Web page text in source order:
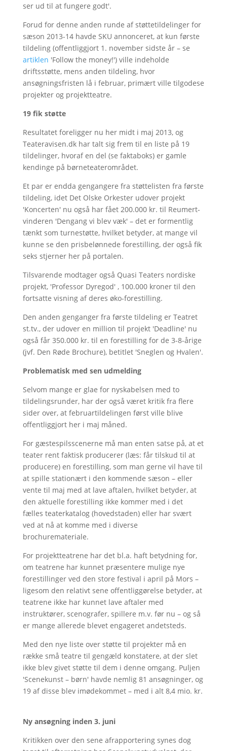
ser ud til at fungere godt'.
Forud for denne anden runde af støttetildelinger for
sæson 2013-14 havde SKU annonceret, at kun første
tildeling (offentliggjort 1. november sidste år – se
artiklen 'Follow the money!') ville indeholde
driftsstøtte, mens anden tildeling, hvor
ansøgningsfristen lå i februar, primært ville tilgodese
projekter og projektteatre.
19 fik støtte
Resultatet foreligger nu her midt i maj 2013, og
Teateravisen.dk har talt sig frem til en liste på 19
tildelinger, hvoraf en del (se faktaboks) er gamle
kendinge på børneteaterområdet.
Et par er endda gengangere fra støttelisten fra første
tildeling, idet Det Olske Orkester udover projekt
'Koncerten' nu også har fået 200.000 kr. til Reumert-
vinderen 'Dengang vi blev væk' – det er formentlig
tænkt som turnestøtte, hvilket betyder, at mange vil
kunne se den prisbelønnede forestilling, der også fik
seks stjerner her på portalen.
Tilsvarende modtager også Quasi Teaters nordiske
projekt, 'Professor Dyregod' , 100.000 kroner til den
fortsatte visning af deres øko-forestilling.
Den anden genganger fra første tildeling er Teatret
st.tv., der udover en million til projekt 'Deadline' nu
også får 350.000 kr. til en forestilling for de 3-8-årige
(jvf. Den Røde Brochure), betitlet 'Sneglen og Hvalen'.
Problematisk med sen udmelding
Selvom mange er glae for nyskabelsen med to
tildelingsrunder, har der også været kritik fra flere
sider over, at februartildelingen først ville blive
offentliggjort her i maj måned.
For gæstespilsscenerne må man enten satse på, at et
teater rent faktisk producerer (læs: får tilskud til at
producere) en forestilling, som man gerne vil have til
at spille stationært i den kommende sæson – eller
vente til maj med at lave aftalen, hvilket betyder, at
den aktuelle forestilling ikke kommer med i det
fælles teaterkatalog (hovedstaden) eller har svært
ved at nå at komme med i diverse
brochuremateriale.
For projektteatrene har det bl.a. haft betydning for,
om teatrene har kunnet præsentere mulige nye
forestillinger ved den store festival i april på Mors –
ligesom den relativt sene offentliggørelse betyder, at
teatrene ikke har kunnet lave aftaler med
instruktører, scenografer, spillere m.v. før nu – og så
er mange allerede blevet engageret andetsteds.
Med den nye liste over støtte til projekter må en
række små teatre til gengæld konstatere, at der slet
ikke blev givet støtte til dem i denne omgang. Puljen
'Scenekunst – børn' havde nemlig 81 ansøgninger, og
19 af disse blev imødekommet – med i alt 8,4 mio. kr.
Ny ansøgning inden 3. juni
Kritikken over den sene afrapportering synes dog